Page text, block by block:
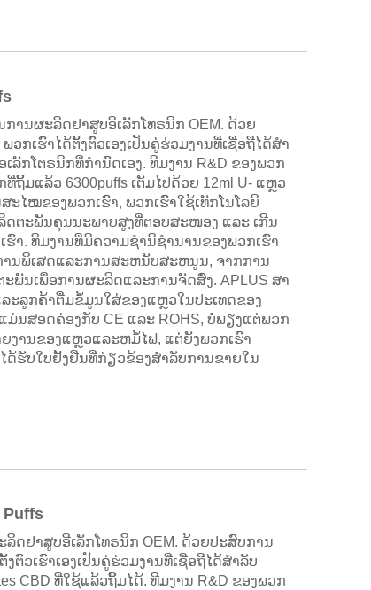
ານຜະລິດຢາສູບອີເລັກໂທຣນິກ OEM. ດ້ວຍ
ກເຮົາໄດ້ຕັ້ງຕົວເອງເປັນຄູ່ຮ່ວມງານທີ່ເຊື່ອຖືໄດ້ສໍາ
ລັກໂຕຣນິກທີ່ກໍານົດເອງ. ທີມງານ R&D ຂອງພວກ
ຖິ້ມແລ້ວ 6300puffs ເຕັມໄປດ້ວຍ 12ml U- ແຫຼວ
ະໄໝຂອງພວກເຮົາ, ພວກເຮົາໃຊ້ເທັກໂນໂລຍີ
ຕະພັນຄຸນນະພາບສູງທີ່ຕອບສະໜອງ ແລະ ເກີນ
າ. ທີມງານທີ່ມີຄວາມຊໍານິຊໍານານຂອງພວກເຮົາ
ນພິເສດແລະການສະຫນັບສະຫນູນ, ຈາກການ
ພັນເພື່ອການຜະລິດແລະການຈັດສົ່ງ. APLUS ສາ
ະລູກຄ້າຕື່ມຂໍ້ມູນໃສ່ຂອງແຫຼວໃນປະເທດຂອງ
ມ່ນສອດຄ່ອງກັບ CE ແລະ ROHS, ບໍ່ພຽງແຕ່ພວກ
ງານຂອງແຫຼວແລະຫມໍ້ໄຟ, ແຕ່ຍັງພວກເຮົາ
ດ້ຮັບໃບຢັ້ງຢືນທີ່ກ່ຽວຂ້ອງສໍາລັບການຂາຍໃນ
Puffs
ລິດຢາສູບອີເລັກໂທຣນິກ OEM. ດ້ວຍປະສົບການ
ຕົວເຮົາເອງເປັນຄູ່ຮ່ວມງານທີ່ເຊື່ອຖືໄດ້ສໍາລັບ
CBD ທີ່ໃຊ້ແລ້ວຖິ້ມໄດ້. ທີມງານ R&D ຂອງພວກ